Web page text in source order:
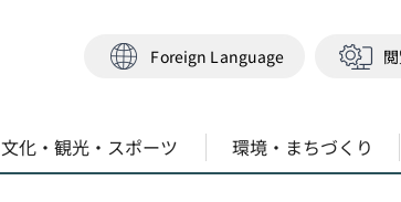
Foreign Language
文化・観光・スポーツ 環境・まちづくり